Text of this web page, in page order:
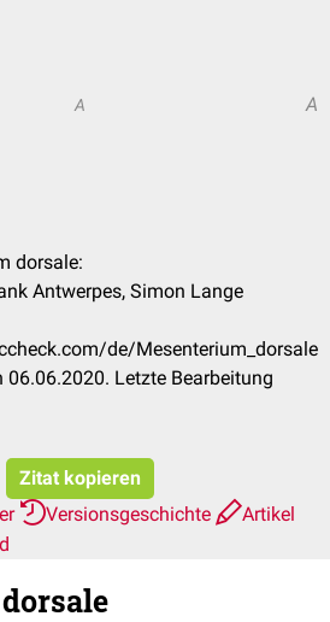
A A
dorsale:
Antwerpes, Simon Lange
de/Mesenterium_dorsale
06.06.2020. Letzte Bearbeitung
Zitat kopieren
Versionsgeschichte
Artikel